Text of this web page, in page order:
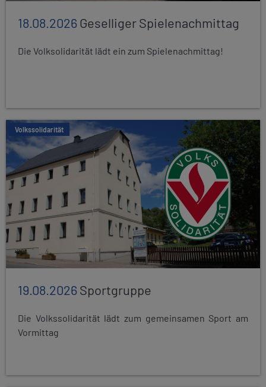
18.08.2026Geselliger Spielenachmittag
Die Volksolidarität lädt ein zum Spielenachmittag!
Volkssolidarität
19.08.2026Sportgruppe
Die Volkssolidarität lädt zum gemeinsamen Sport am
Vormittag